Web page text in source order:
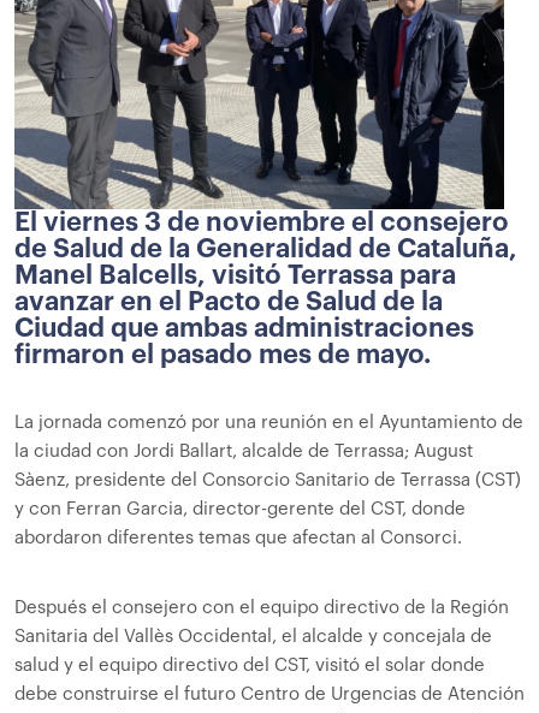
El viernes 3 de noviembre el consejero
de Salud de la Generalidad de Cataluña,
Manel Balcells, visitó Terrassa para
avanzar en el Pacto de Salud de la
Ciudad que ambas administraciones
firmaron el pasado mes de mayo.
La jornada comenzó por una reunión en el Ayuntamiento de
la ciudad con Jordi Ballart, alcalde de Terrassa; August
Sàenz, presidente del Consorcio Sanitario de Terrassa (CST)
y con Ferran Garcia, director-gerente del CST, donde
abordaron diferentes temas que afectan al Consorci.
Después el consejero con el equipo directivo de la Región
Sanitaria del Vallès Occidental, el alcalde y concejala de
salud y el equipo directivo del CST, visitó el solar donde
debe construirse el futuro Centro de Urgencias de Atención